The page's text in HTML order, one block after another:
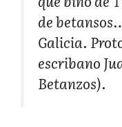
de
Galicia.
escribano
Betanzos).